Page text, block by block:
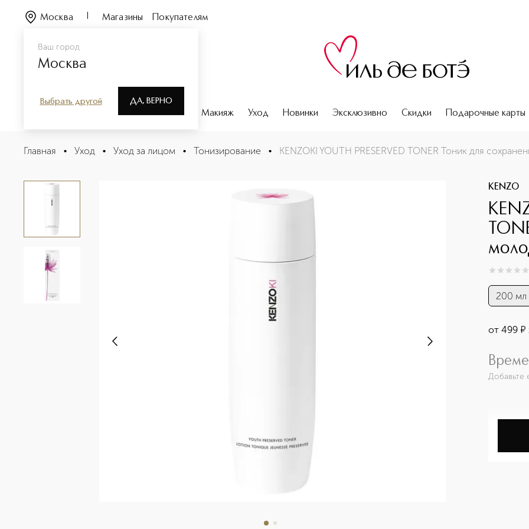
Ваш город
Москва
Выбрать другой ДА, ВЕРНО
Москва Магазины Покупателям
Парфюмерия Макияж Уход Новинки Эксклюзивно Скидки Подарочные карты
KENZOKI YOUTH PRESERVED TONER Тоник для сохранения молодости кожи лица
Главная • Уход • Уход за лицом • Тонизирование • KENZOKI YOUTH PRESERVED TONER Тоник для
KENZO
0из 0
200 мл
от499 ¤
Добавьте